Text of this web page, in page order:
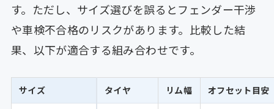
す。ただし、サイズ選びを誤るとフェンダー干渉
や車検不合格のリスクがあります。比較した結
果、以下が適合する組み合わせです。
サイズ タイヤ リム幅 オフセット目安